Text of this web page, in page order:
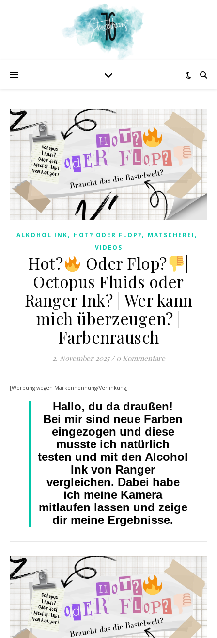
ALKOHOL INK, HOT? ODER FLOP?, MATSCHEREI ,
VIDEOS
Hot? ​ Oder Flop?
Octopus Fluids oder
Ranger Ink? | Wer kann
mich überzeugen? |
Farbenrausch
2. November 2025 / 0 Kommentare
[Werbung wegen Markennennung/Verlinkung]
Hallo, du da draußen!
Bei mir sind neue Farben
eingezogen und diese
musste ich natürlich
testen und mit den Alcohol
Ink von Ranger
vergleichen. Dabei habe
ich meine Kamera
mitlaufen lassen und zeige
dir meine Ergebnisse.